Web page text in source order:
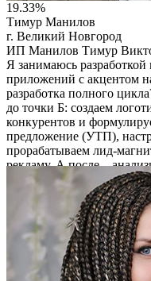
19.33%
Тимур Манилов
г. Великий Новгород
ИП Манилов Тимур
Я занимаюсь
приложений с акцентом
разработка полного
до точки Б: создаем
конкурентов и
предложение (УТП),
прорабатываем лид-
рекламу. А после –
изменения в стратегию.
помогает донести
Читать описание
Перейти на сайт